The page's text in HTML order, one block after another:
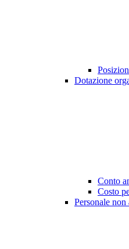
Dotazione
Conto
Costo
Personale